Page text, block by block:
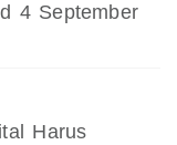
4 September
Harus